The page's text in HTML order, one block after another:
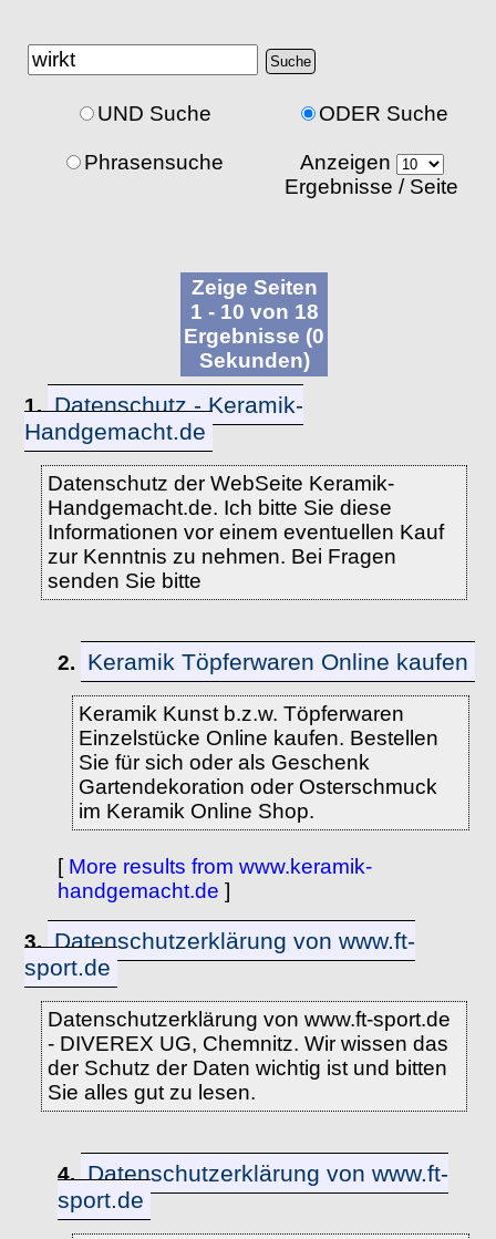
UND Suche
Phrasensuche
ODER Suche
Anzeigen
Ergebnisse / Seite
Zeige Seiten
1 - 10 von 18
Ergebnisse (0
Sekunden)
1. Datenschutz - Keramik-
Handgemacht.de
Datenschutz der WebSeite Keramik-
Handgemacht.de. Ich bitte Sie diese
Informationen vor einem eventuellen Kauf
zur Kenntnis zu nehmen. Bei Fragen
senden Sie bitte
2. Keramik Töpferwaren Online kaufen
Keramik Kunst b.z.w. Töpferwaren
Einzelstücke Online kaufen. Bestellen
Sie für sich oder als Geschenk
Gartendekoration oder Osterschmuck
im Keramik Online Shop.
[ More results from www.keramik-
handgemacht.de ]
3. Datenschutzerklärung von www.ft-
sport.de
Datenschutzerklärung von www.ft-sport.de
- DIVEREX UG, Chemnitz. Wir wissen das
der Schutz der Daten wichtig ist und bitten
Sie alles gut zu lesen.
4. Datenschutzerklärung von www.ft-
sport.de